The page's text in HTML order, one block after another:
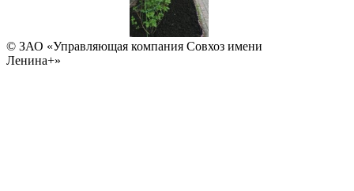
© ЗАО «Управляющая компания Совхоз имени
Ленина+»